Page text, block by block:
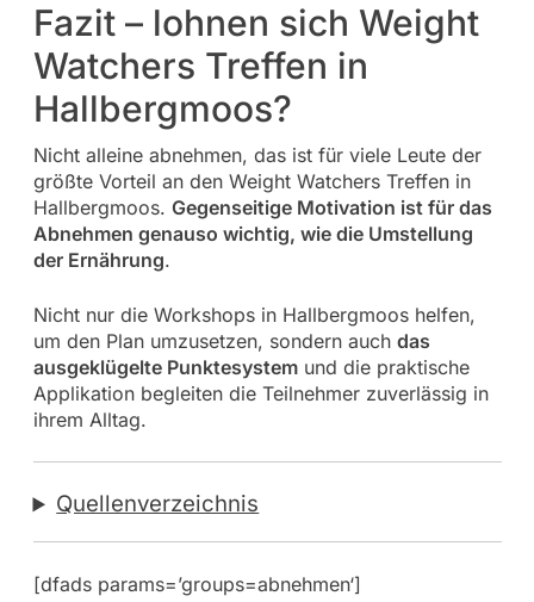
Fazit – lohnen sich Weight
Watchers Treffen in
Hallbergmoos?
Nicht alleine abnehmen, das ist für viele Leute der
größte Vorteil an den Weight Watchers Treffen in
Hallbergmoos. Gegenseitige Motivation ist für das
Abnehmen genauso wichtig, wie die Umstellung
der Ernährung.
Nicht nur die Workshops in Hallbergmoos helfen,
um den Plan umzusetzen, sondern auch das
ausgeklügelte Punktesystemund die praktische
Applikation begleiten die Teilnehmer zuverlässig in
ihrem Alltag.
Quellenverzeichnis
[dfads params=’groups=abnehmen‘]